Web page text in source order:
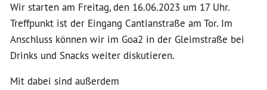
Wir starten am Freitag, den 16.06.2023 um 17 Uhr.
Treffpunkt ist der Eingang Cantianstraße am Tor. Im
Anschluss können wir im Goa2 in der Gleimstraße bei
Drinks und Snacks weiter diskutieren.
Mit dabei sind außerdem